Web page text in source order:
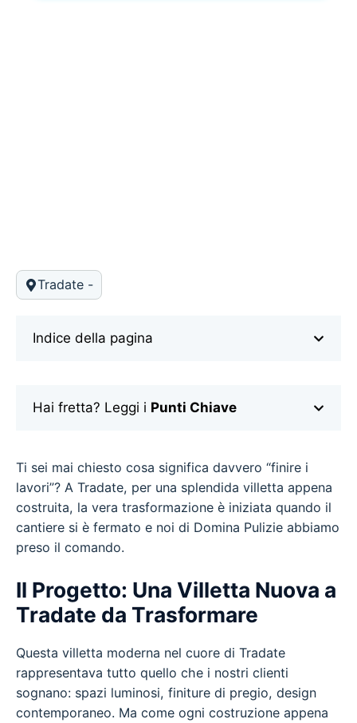
Tradate -
Indice della pagina
Hai fretta? Leggi i Punti Chiave
Ti sei mai chiesto cosa significa davvero “finire i
lavori”? A Tradate, per una splendida villetta appena
costruita, la vera trasformazione è iniziata quando il
cantiere si è fermato e noi di Domina Pulizie abbiamo
preso il comando.
Il Progetto: Una Villetta Nuova a
Tradate da Trasformare
Questa villetta moderna nel cuore di Tradate
rappresentava tutto quello che i nostri clienti
sognano: spazi luminosi, finiture di pregio, design
contemporaneo. Ma come ogni costruzione appena